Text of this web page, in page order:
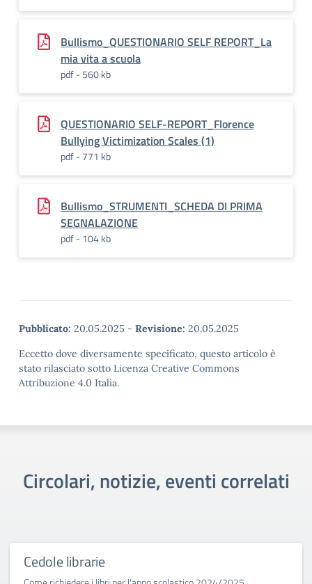
Bullismo_QUESTIONARIO SELF REPORT_La
mia vita a scuola
pdf - 560 kb
QUESTIONARIO SELF-REPORT_Florence
Bullying Victimization Scales (1)
pdf - 771 kb
Bullismo_STRUMENTI_SCHEDA DI PRIMA
SEGNALAZIONE
pdf - 104 kb
Pubblicato: 20.05.2025 - Revisione: 20.05.2025
Eccetto dove diversamente specificato, questo articolo è
stato rilasciato sotto Licenza Creative Commons
Attribuzione 4.0 Italia.
Circolari, notizie, eventi correlati
Cedole librarie